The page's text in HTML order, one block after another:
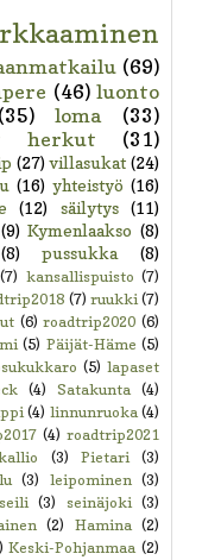
(69)
(46) luonto
(35) loma
(33)
herkut (31)
(27) villasukat (24)
(16) yhteistyö (16)
(12) säilytys
(11)
(9) Kymenlaakso (8)
(8) pussukka
(8)
(7) kansallispuisto (7)
(7) ruukki (7)
(6) roadtrip2020 (6)
(5) Päijät-Häme (5)
(5) lapaset
(4) Satakunta
(4)
(4) linnunruoka (4)
(4) roadtrip2021
(3) Pietari
(3)
(3) leipominen (3)
seili (3) seinäjoki (3)
(2) Hamina (2)
Keski-Pohjanmaa (2)